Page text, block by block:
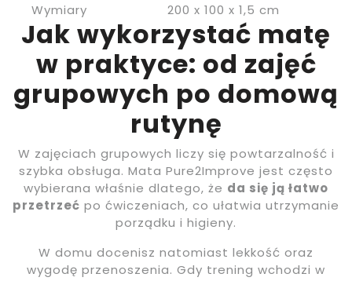
Wymiary
200 x 100 x 1,5 cm
Jak wykorzystać matę
w praktyce: od zajęć
grupowych po domową
rutynę
W zajęciach grupowych liczy się powtarzalność i
szybka obsługa. Mata Pure2Improve jest często
wybierana właśnie dlatego, że da się ją łatwo
przetrzeć po ćwiczeniach, co ułatwia utrzymanie
porządku i higieny.
W domu docenisz natomiast lekkość oraz
wygodę przenoszenia. Gdy trening wchodzi w